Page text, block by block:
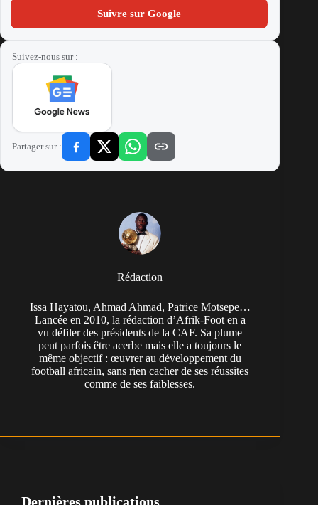
Suivre sur Google
Suivez-nous sur :
Partager sur :
Rédaction
Issa Hayatou, Ahmad Ahmad, Patrice Motsepe…
Lancée en 2010, la rédaction d’Afrik-Foot en a
vu défiler des présidents de la CAF. Sa plume
peut parfois être acerbe mais elle a toujours le
même objectif : œuvrer au développement du
football africain, sans rien cacher de ses réussites
comme de ses faiblesses.
Dernières publications